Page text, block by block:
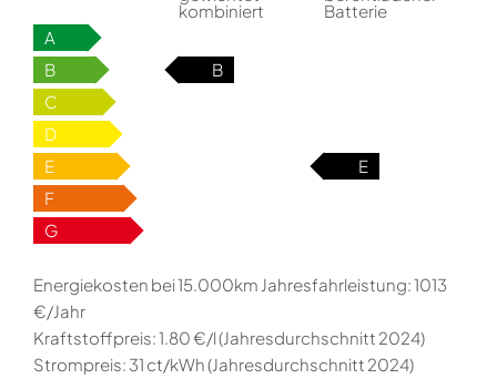
kombiniert
Batterie
A
B
B
C
D
E
E
F
G
Energiekosten bei 15.000km Jahresfahrleistung:1013
€/Jahr
Kraftstoffpreis:1.80 €/l (Jahresdurchschnitt 2024)
Strompreis: 31 ct/kWh (Jahresdurchschnitt 2024)